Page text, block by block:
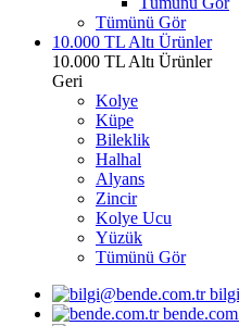
Tümünü Gör
10.000 TL Altı Ürünler
10.000 TL Altı Ürünler
Geri
Kolye
Küpe
Bileklik
Halhal
Alyans
Zincir
Kolye Ucu
Yüzük
Tümünü Gör